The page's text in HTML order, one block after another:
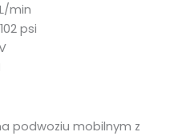
min
psi
podwoziu mobilnym z